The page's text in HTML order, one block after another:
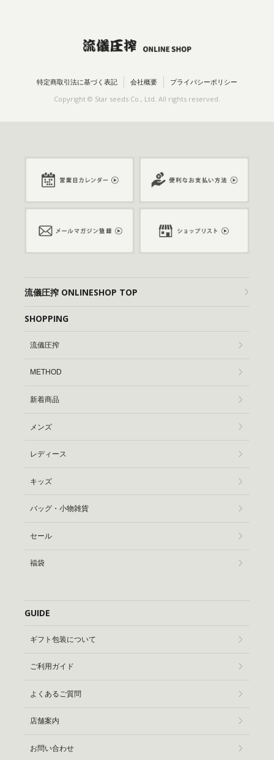
特定商取引法に基づく表記 会社概要 プライバシーポリシー
Copyright © Star seeds Co., Ltd. All rights reserved.
流儀圧搾 ONLINESHOP TOP
SHOPPING
流儀圧搾
METHOD
新着商品
メンズ
レディース
キッズ
バッグ・小物雑貨
セール
福袋
GUIDE
ギフト包装について
ご利用ガイド
よくあるご質問
店舗案内
お問い合わせ